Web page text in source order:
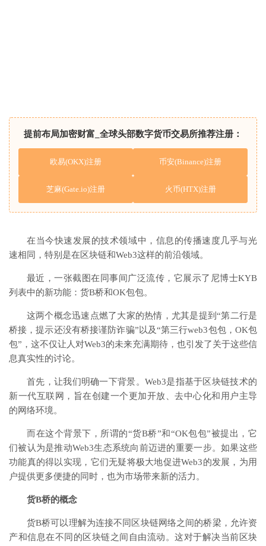
提前布局加密财富_全球头部数字货币交易所推荐注册：
欧易(OKX)注册 币安(Binance)注册
芝麻(Gate.io)注册 火币(HTX)注册
在当今快速发展的技术领域中，信息的传播速度几乎与光
速相同，特别是在区块链和Web3这样的前沿领域。
最近，一张截图在同事间广泛流传，它展示了尼博士KYB
列表中的新功能：货B桥和OK包包。
这两个概念迅速点燃了大家的热情，尤其是提到“第二行是
桥接，提示还没有桥接谨防诈骗”以及“第三行web3包包，OK包
包”，这不仅让人对Web3的未来充满期待，也引发了关于这些信
息真实性的讨论。
首先，让我们明确一下背景。Web3是指基于区块链技术的
新一代互联网，旨在创建一个更加开放、去中心化和用户主导
的网络环境。
而在这个背景下，所谓的“货B桥”和“OK包包”被提出，它
们被认为是推动Web3生态系统向前迈进的重要一步。如果这些
功能真的得以实现，它们无疑将极大地促进Web3的发展，为用
户提供更多便捷的同时，也为市场带来新的活力。
货B桥的概念
货B桥可以理解为连接不同区块链网络之间的桥梁，允许资
产和信息在不同的区块链之间自由流动。这对于解决当前区块